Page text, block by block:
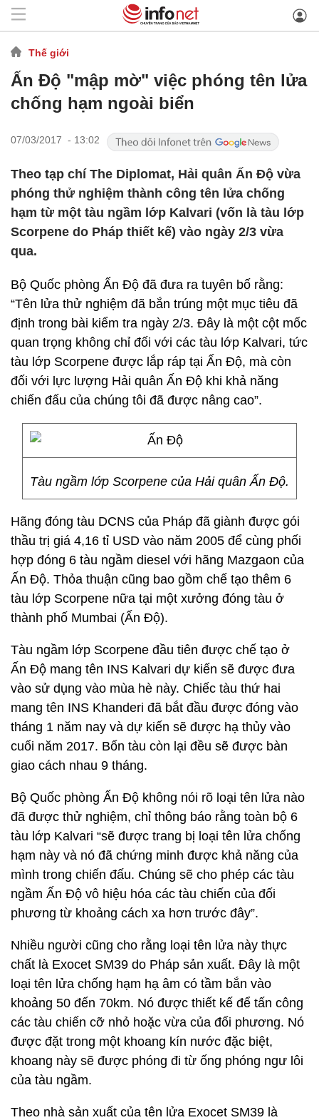
Thế giới
Ấn Độ "mập mờ" việc phóng tên lửa
chống hạm ngoài biển
07/03/2017 - 13:02
Theo tạp chí The Diplomat, Hải quân Ấn Độ vừa
phóng thử nghiệm thành công tên lửa chống
hạm từ một tàu ngầm lớp Kalvari (vốn là tàu lớp
Scorpene do Pháp thiết kế) vào ngày 2/3 vừa
qua.
Bộ Quốc phòng Ấn Độ đã đưa ra tuyên bố rằng:
“Tên lửa thử nghiệm đã bắn trúng một mục tiêu đã
định trong bài kiểm tra ngày 2/3. Đây là một cột mốc
quan trọng không chỉ đối với các tàu lớp Kalvari, tức
tàu lớp Scorpene được lắp ráp tại Ấn Độ, mà còn
đối với lực lượng Hải quân Ấn Độ khi khả năng
chiến đấu của chúng tôi đã được nâng cao”.
Tàu ngầm lớp Scorpene của Hải quân Ấn Độ.
Hãng đóng tàu DCNS của Pháp đã giành được gói
thầu trị giá 4,16 tỉ USD vào năm 2005 để cùng phối
hợp đóng 6 tàu ngầm diesel với hãng Mazgaon của
Ấn Độ. Thỏa thuận cũng bao gồm chế tạo thêm 6
tàu lớp Scorpene nữa tại một xưởng đóng tàu ở
thành phố Mumbai (Ấn Độ).
Tàu ngầm lớp Scorpene đầu tiên được chế tạo ở
Ấn Độ mang tên INS Kalvari dự kiến sẽ được đưa
vào sử dụng vào mùa hè này. Chiếc tàu thứ hai
mang tên INS Khanderi đã bắt đầu được đóng vào
tháng 1 năm nay và dự kiến sẽ được hạ thủy vào
cuối năm 2017. Bốn tàu còn lại đều sẽ được bàn
giao cách nhau 9 tháng.
Bộ Quốc phòng Ấn Độ không nói rõ loại tên lửa nào
đã được thử nghiệm, chỉ thông báo rằng toàn bộ 6
tàu lớp Kalvari “sẽ được trang bị loại tên lửa chống
hạm này và nó đã chứng minh được khả năng của
mình trong chiến đấu. Chúng sẽ cho phép các tàu
ngầm Ấn Độ vô hiệu hóa các tàu chiến của đối
phương từ khoảng cách xa hơn trước đây”.
Nhiều người cũng cho rằng loại tên lửa này thực
chất là Exocet SM39 do Pháp sản xuất. Đây là một
loại tên lửa chống hạm hạ âm có tầm bắn vào
khoảng 50 đến 70km. Nó được thiết kế để tấn công
các tàu chiến cỡ nhỏ hoặc vừa của đối phương. Nó
được đặt trong một khoang kín nước đặc biệt,
khoang này sẽ được phóng đi từ ống phóng ngư lôi
của tàu ngầm.
Theo nhà sản xuất của tên lửa Exocet SM39 là